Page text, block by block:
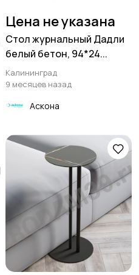
Цена не указана
Стол журнальный Дадли
белый бетон, 94*24...
Калининград
9 месяцев назад
Аскона